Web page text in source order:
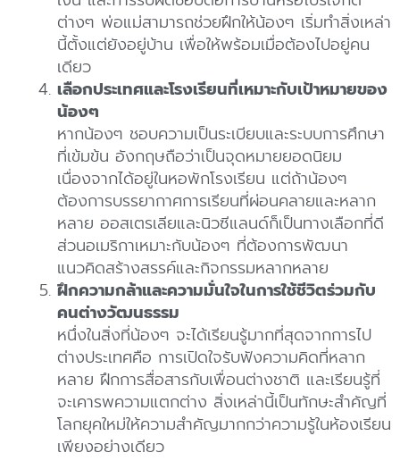
ต่างๆ พ่อแม่สามารถช่วยฝึกให้น้องๆ เริ่มทำสิ่งเหล่า
นี้ตั้งแต่ยังอยู่บ้าน เพื่อให้พร้อมเมื่อต้องไปอยู่คน
เดียว
เลือกประเทศและโรงเรียนที่เหมาะกับเป้าหมายของ
น้องๆ
หากน้องๆ ชอบความเป็นระเบียบและระบบการศึกษา
ที่เข้มข้น อังกฤษถือว่าเป็นจุดหมายยอดนิยม
เนื่องจากได้อยู่ในหอพักโรงเรียน แต่ถ้าน้องๆ
ต้องการบรรยากาศการเรียนที่ผ่อนคลายและหลาก
หลาย ออสเตรเลียและนิวซีแลนด์ก็เป็นทางเลือกที่ดี
ส่วนอเมริกาเหมาะกับน้องๆ ที่ต้องการพัฒนา
แนวคิดสร้างสรรค์และกิจกรรมหลากหลาย
ฝึกความกล้าและความมั่นใจในการใช้ชีวิตร่วมกับ
คนต่างวัฒนธรรม
หนึ่งในสิ่งที่น้องๆ จะได้เรียนรู้มากที่สุดจากการไป
ต่างประเทศคือ การเปิดใจรับฟังความคิดที่หลาก
หลาย ฝึกการสื่อสารกับเพื่อนต่างชาติ และเรียนรู้ที่
จะเคารพความแตกต่าง สิ่งเหล่านี้เป็นทักษะสำคัญที่
โลกยุคใหม่ให้ความสำคัญมากกว่าความรู้ในห้องเรียน
เพียงอย่างเดียว